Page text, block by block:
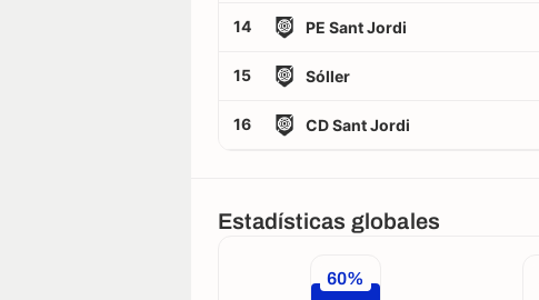
14 PE Sant Jordi
15 Sóller
16 CD Sant Jordi
Estadísticas globales
60%